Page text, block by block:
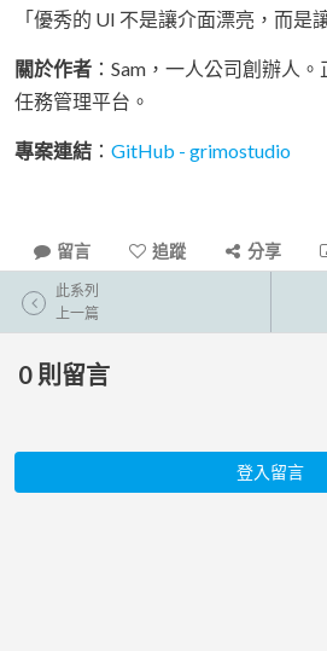
「優秀的 UI 不是讓介面漂亮，而是
關於作者 ：Sam，一人公司創辦人
任務管理平台。
專案連結 ： GitHub - grimostudio
留言 追蹤 分享
此系列
上一篇
0 則留言
登入留言